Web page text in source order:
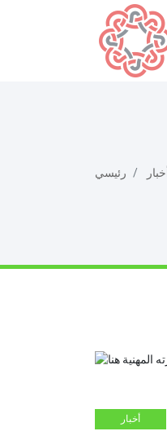
رئيسي
أخبار